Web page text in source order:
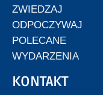
ZWIEDZAJ
ODPOCZYWAJ
POLECANE
WYDARZENIA
KONTAKT